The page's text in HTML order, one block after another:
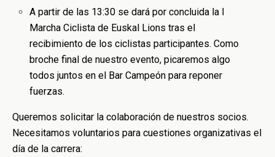
A partir de las 13:30 se dará por concluida la I
Marcha Ciclista de Euskal Lions tras el
recibimiento de los ciclistas participantes. Como
broche final de nuestro evento, picaremos algo
todos juntos en el Bar Campeón para reponer
fuerzas.
Queremos solicitar la colaboración de nuestros socios.
Necesitamos voluntarios para cuestiones organizativas el
día de la carrera: